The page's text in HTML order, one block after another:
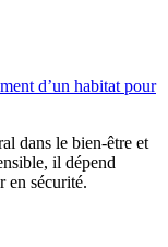
d’un habitat pour
dans le bien-être et
il dépend
en sécurité.